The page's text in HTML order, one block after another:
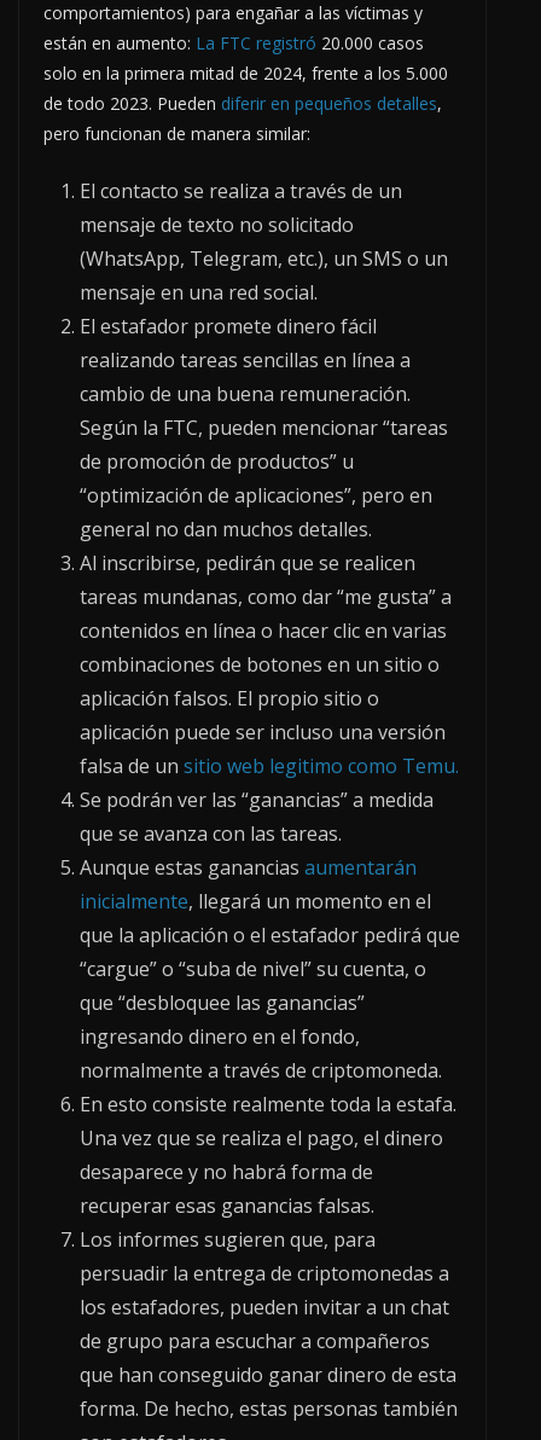
comportamientos) para engañar a las víctimas y
están en aumento: La FTC registró 20.000 casos
solo en la primera mitad de 2024, frente a los 5.000
de todo 2023. Pueden diferir en pequeños detalles,
pero funcionan de manera similar:
El contacto se realiza a través de un
mensaje de texto no solicitado
(WhatsApp, Telegram, etc.), un SMS o un
mensaje en una red social.
El estafador promete dinero fácil
realizando tareas sencillas en línea a
cambio de una buena remuneración.
Según la FTC, pueden mencionar “tareas
de promoción de productos” u
“optimización de aplicaciones”, pero en
general no dan muchos detalles.
Al inscribirse, pedirán que se realicen
tareas mundanas, como dar “me gusta” a
contenidos en línea o hacer clic en varias
combinaciones de botones en un sitio o
aplicación falsos. El propio sitio o
aplicación puede ser incluso una versión
falsa de un sitio web legitimo como Temu.
Se podrán ver las “ganancias” a medida
que se avanza con las tareas.
Aunque estas ganancias aumentarán
inicialmente, llegará un momento en el
que la aplicación o el estafador pedirá que
“cargue” o “suba de nivel” su cuenta, o
que “desbloquee las ganancias”
ingresando dinero en el fondo,
normalmente a través de criptomoneda.
En esto consiste realmente toda la estafa.
Una vez que se realiza el pago, el dinero
desaparece y no habrá forma de
recuperar esas ganancias falsas.
Los informes sugieren que, para
persuadir la entrega de criptomonedas a
los estafadores, pueden invitar a un chat
de grupo para escuchar a compañeros
que han conseguido ganar dinero de esta
forma. De hecho, estas personas también